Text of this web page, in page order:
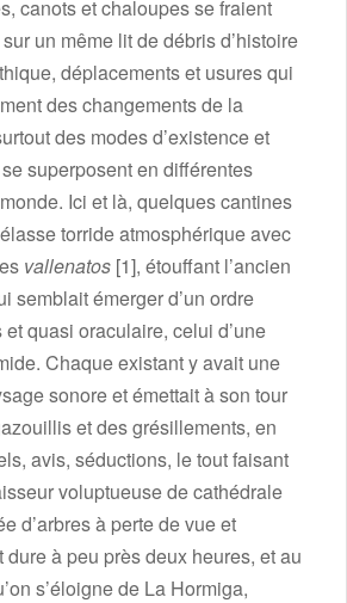
canots et chaloupes se fraient
un même lit de débris d’histoire
déplacements et usures qui
des changements de la
des modes d’existence et
superposent en différentes
Ici et là, quelques cantines
torride atmosphérique avec
vallenatos [1], étouffant l’ancien
semblait émerger d’un ordre
quasi oraculaire, celui d’une
Chaque existant y avait une
sonore et émettait à son tour
et des grésillements, en
avis, séductions, le tout faisant
voluptueuse de cathédrale
d’arbres à perte de vue et
dure à peu près deux heures, et au
s’éloigne de La Hormiga,